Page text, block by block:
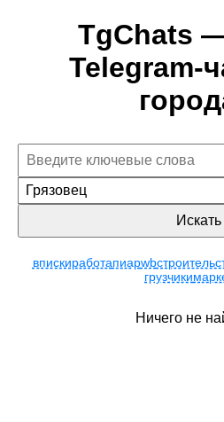
TgChats
Telegram-
Грязовец
Искать
впискиработапиарwb
грузчики
Ничего не